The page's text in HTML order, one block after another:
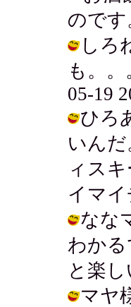
ので
しろ
も。
05-19
ひろ
いん
ィス
イマイ
なな
わか
と楽
マヤ